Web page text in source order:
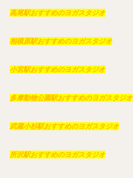
高尾駅おすすめのヨガスタジオ
相模原駅おすすめのヨガスタジオ
小宮駅おすすめのヨガスタジオ
多摩動物公園駅おすすめのヨガスタジオ
武蔵小杉駅おすすめのヨガスタジオ
所沢駅おすすめのヨガスタジオ